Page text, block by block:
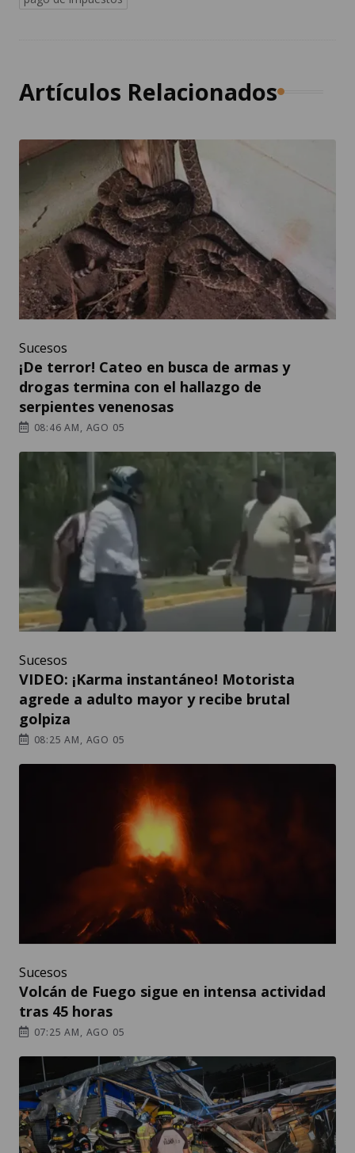
Artículos Relacionados
Sucesos
¡De terror! Cateo en busca de armas y
drogas termina con el hallazgo de
serpientes venenosas
08:46 AM, AGO 05
Sucesos
VIDEO: ¡Karma instantáneo! Motorista
agrede a adulto mayor y recibe brutal
golpiza
08:25 AM, AGO 05
Sucesos
Volcán de Fuego sigue en intensa actividad
tras 45 horas
07:25 AM, AGO 05